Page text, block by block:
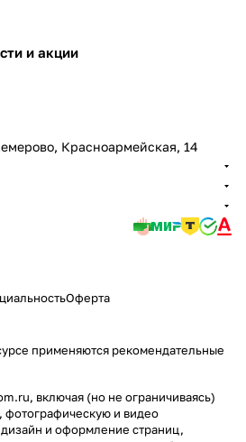
и акции
Красноармейская, 14
Оферта
применяются рекомендательные
включая (но не ограничиваясь)
фотографическую и видео
и оформление страниц,